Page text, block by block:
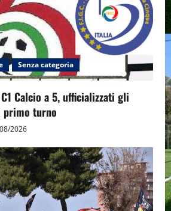
Senza categoria
Calcio a 5, ufficializzati gli
primo turno
2026